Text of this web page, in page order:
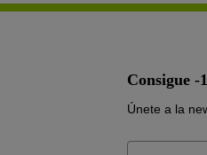
Consigue
Únete a la
Email